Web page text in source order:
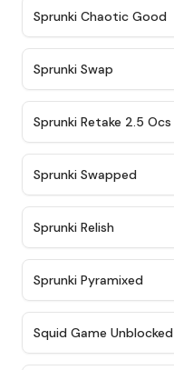
★ 4.7
Sprunki Chaotic Good
Sprunki Swap
★ 4.6
Sprunki Retake 2.5 Ocs
Sprunki Swapped
Sprunki Relish
Sprunki Pyramixed
★ 4.6
Squid Game Unblocked